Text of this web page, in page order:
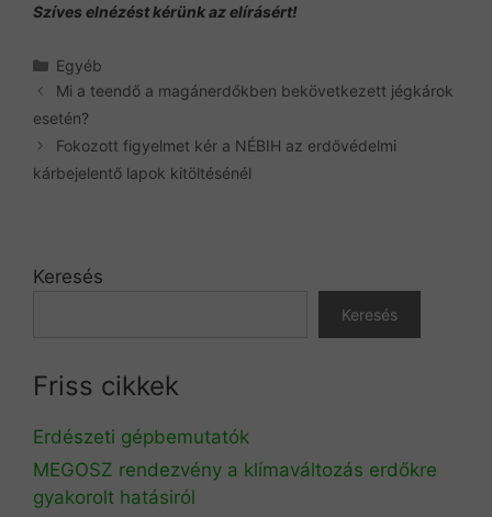
Szíves elnézést kérünk az elírásért!
Kategória
Egyéb
Mi a teendő a magánerdőkben bekövetkezett jégkárok
esetén?
Fokozott figyelmet kér a NÉBIH az erdővédelmi
kárbejelentő lapok kitöltésénél
Keresés
Keresés
Friss cikkek
Erdészeti gépbemutatók
MEGOSZ rendezvény a klímaváltozás erdőkre
gyakorolt hatásiról